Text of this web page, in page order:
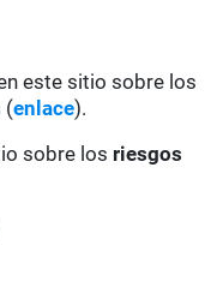
este sitio sobre los
(enlace).
sobre los riesgos